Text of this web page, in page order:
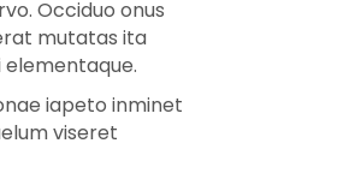
Occiduo onus
mutatas ita
iapeto inminet
viseret